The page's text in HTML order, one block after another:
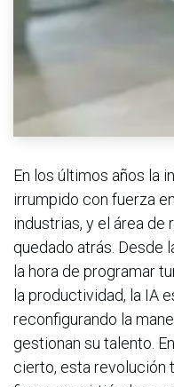
En los últimos años la
irrumpido con fuerza
industrias, y el área de
quedado atrás. Desde
la hora de programar
la productividad, la IA
reconfigurando la
gestionan su talento.
cierto, esta revolución